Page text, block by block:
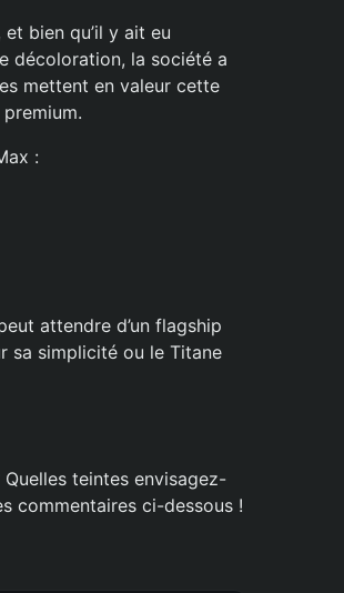
bien qu’il y ait eu
décoloration, la société a
mettent en valeur cette
:
attendre d’un flagship
sa simplicité ou le Titane
teintes envisagez-
commentaires ci-dessous !